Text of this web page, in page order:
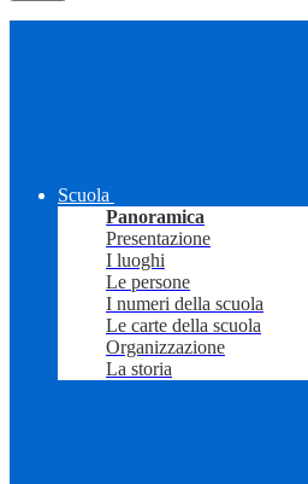
Scuola
Panoramica
Presentazione
I luoghi
Le persone
I numeri della scuola
Le carte della scuola
Organizzazione
La storia